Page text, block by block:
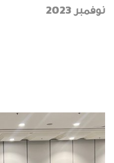
نوفمبر 2023